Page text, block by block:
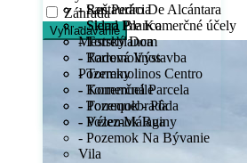
- Reštaurácia
- Sklad Pre Komerčné účely
Mestský Dom
- Radová Výstavba
Pozemky
- Komerčná Parcela
- Pozemok - Pôda
- Pozemok Ruiny
- Pozemok Na Bývanie
Vila
- San Pedro De Alcántara
- Sierra Blanca
- Torreblanca
- Torremolinos
- Torremolinos Centro
- Torremuelle
- Torrequebrada
- Vélez-Málaga
Záhrada
Vyhľadávanie